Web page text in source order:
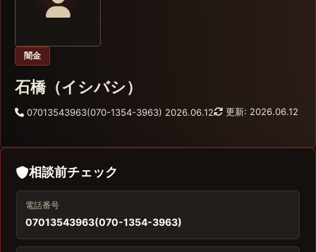
闇金
石橋（イシバシ）
07013543963(070-1354-3963) 2026.06.12 更新: 2026.06.12
相談前チェック
電話番号
07013543963(070-1354-3963)